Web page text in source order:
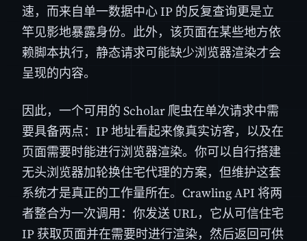
速，而来自单一数据中心 IP 的反复查询更是立
竿见影地暴露身份。此外，该页面在某些地方依
赖脚本执行，静态请求可能缺少浏览器渲染才会
呈现的内容。
因此，一个可用的 Scholar 爬虫在单次请求中需
要具备两点：IP 地址看起来像真实访客，以及在
页面需要时能进行浏览器渲染。你可以自行搭建
无头浏览器加轮换住宅代理的方案，但维护这套
系统才是真正的工作量所在。Crawling API 将两
者整合为一次调用：你发送 URL，它从可信住宅
IP 获取页面并在需要时进行渲染，然后返回可供